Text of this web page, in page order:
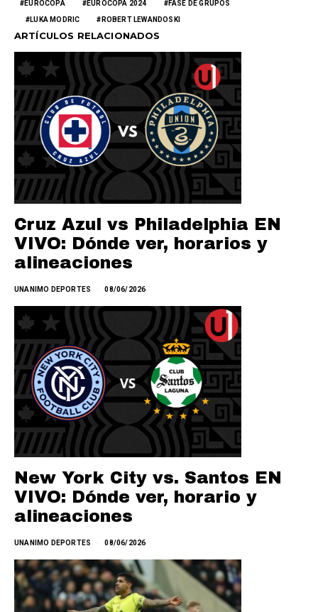
EUROCOPA EUROCOPA 2024 FASE DE GRUPOS
LUKA MODRIC ROBERT LEWANDOSKI
ARTÍCULOS RELACIONADOS
Cruz Azul vs Philadelphia EN
VIVO: Dónde ver, horarios y
alineaciones
UNANIMO DEPORTES 08/06/2026
New York City vs. Santos EN
VIVO: Dónde ver, horario y
alineaciones
UNANIMO DEPORTES 08/06/2026